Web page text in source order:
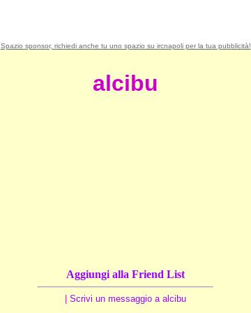
Spazio sponsor, richiedi anche tu uno spazio su ircnapoli per la tua pubblicità!
alcibu
Aggiungi alla Friend List
Scrivi un messaggio a alcibu